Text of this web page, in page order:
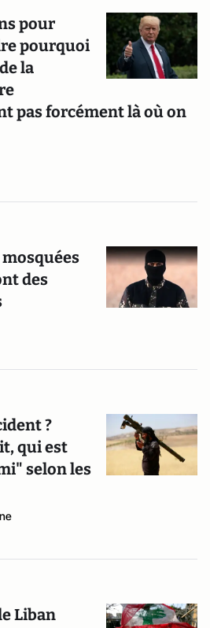
pour
pourquoi
la
pas forcément là où on
des
?
qui est
selon les
Liban